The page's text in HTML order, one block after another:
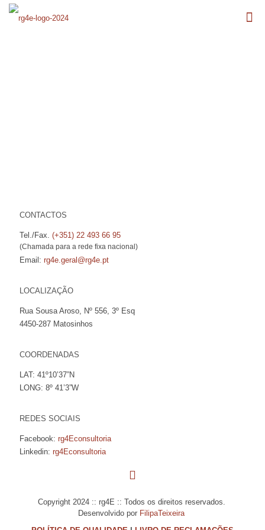
CONTACTOS
Tel./Fax. (+351) 22 493 66 95
(Chamada para a rede fixa nacional)
Email: rg4e.geral@rg4e.pt
LOCALIZAÇÃO
Rua Sousa Aroso, Nº 556, 3º Esq
4450-287 Matosinhos
COORDENADAS
LAT: 41º10’37”N
LONG: 8º 41’3”W
REDES SOCIAIS
Facebook: rg4Econsultoria
Linkedin: rg4Econsultoria
Copyright 2024 :: rg4E :: Todos os direitos reservados.
Desenvolvido por FilipaTeixeira